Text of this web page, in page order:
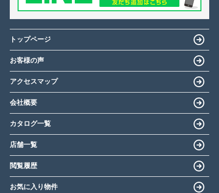
トップページ
お客様の声
アクセスマップ
会社概要
カタログ一覧
店舗一覧
閲覧履歴
お気に入り物件